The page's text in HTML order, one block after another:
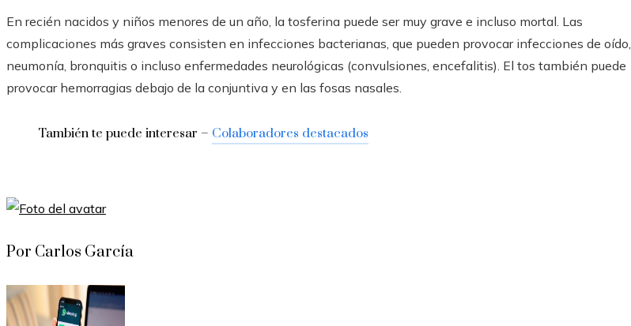
En recién nacidos y niños menores de un año, la tosferina puede ser muy grave e incluso mortal. Las
complicaciones más graves consisten en infecciones bacterianas, que pueden provocar infecciones de oído,
neumonía, bronquitis o incluso enfermedades neurológicas (convulsiones, encefalitis). El tos también puede
provocar hemorragias debajo de la conjuntiva y en las fosas nasales.
También te puede interesar – Colaboradores destacados
Por Carlos García